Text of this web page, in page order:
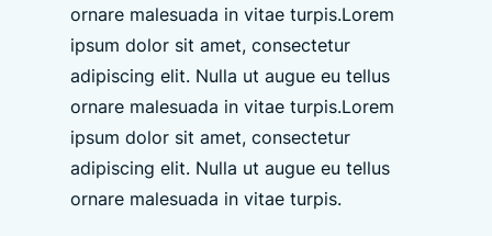
ornare malesuada in vitae turpis.Lorem
ipsum dolor sit amet, consectetur
adipiscing elit. Nulla ut augue eu tellus
ornare malesuada in vitae turpis.Lorem
ipsum dolor sit amet, consectetur
adipiscing elit. Nulla ut augue eu tellus
ornare malesuada in vitae turpis.